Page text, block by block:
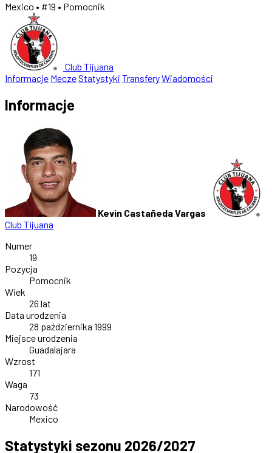
Mexico • #19 • Pomocnik
Club Tijuana
Informacje MeczeStatystyki TransferyWiadomości
Informacje
Kevin Castañeda Vargas
Club Tijuana
Numer
19
Pozycja
Pomocnik
Wiek
26 lat
Data urodzenia
28 października 1999
Miejsce urodzenia
Guadalajara
Wzrost
171
Waga
73
Narodowość
Mexico
Statystyki sezonu 2026/2027